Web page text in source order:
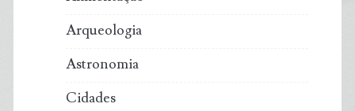
Arqueologia
Astronomia
Cidades